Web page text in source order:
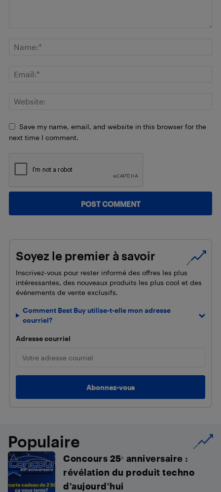
Save my name, email, and website in this browser for the
next time I comment.
Soyez le premier à savoir
Inscrivez-vous pour rester informé des offres les plus
intéressantes, des nouveaux produits les plus cool et des
événements de vente exclusifs.
Comment Best Buy utilise-t-elle mon adresse
courriel?
Adresse courriel
Populaire
Concours 25ᵉ anniversaire :
révélation du produit techno
d’aujourd’hui